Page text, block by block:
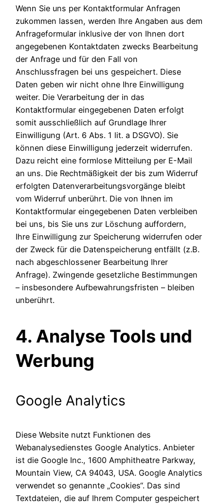
Wenn Sie uns per Kontaktformular Anfragen
zukommen lassen, werden Ihre Angaben aus dem
Anfrageformular inklusive der von Ihnen dort
angegebenen Kontaktdaten zwecks Bearbeitung
der Anfrage und für den Fall von
Anschlussfragen bei uns gespeichert. Diese
Daten geben wir nicht ohne Ihre Einwilligung
weiter. Die Verarbeitung der in das
Kontaktformular eingegebenen Daten erfolgt
somit ausschließlich auf Grundlage Ihrer
Einwilligung (Art. 6 Abs. 1 lit. a DSGVO). Sie
können diese Einwilligung jederzeit widerrufen.
Dazu reicht eine formlose Mitteilung per E-Mail
an uns. Die Rechtmäßigkeit der bis zum Widerruf
erfolgten Datenverarbeitungsvorgänge bleibt
vom Widerruf unberührt. Die von Ihnen im
Kontaktformular eingegebenen Daten verbleiben
bei uns, bis Sie uns zur Löschung auffordern,
Ihre Einwilligung zur Speicherung widerrufen oder
der Zweck für die Datenspeicherung entfällt (z.B.
nach abgeschlossener Bearbeitung Ihrer
Anfrage). Zwingende gesetzliche Bestimmungen
– insbesondere Aufbewahrungsfristen – bleiben
unberührt.
4. Analyse Tools und
Werbung
Google Analytics
Diese Website nutzt Funktionen des
Webanalysedienstes Google Analytics. Anbieter
ist die Google Inc., 1600 Amphitheatre Parkway,
Mountain View, CA 94043, USA. Google Analytics
verwendet so genannte „Cookies“. Das sind
Textdateien, die auf Ihrem Computer gespeichert